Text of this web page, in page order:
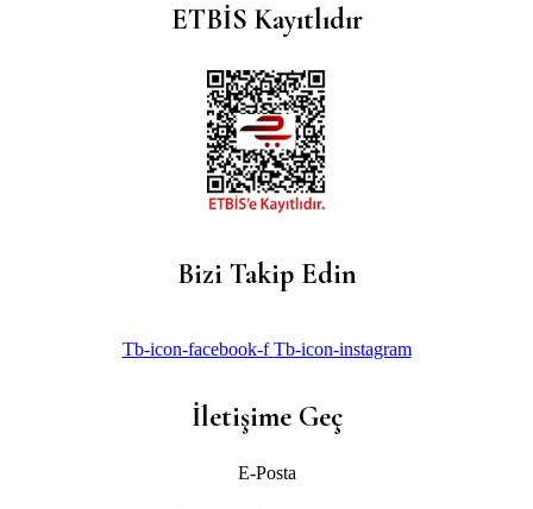
ETBİS Kayıtlıdır
Bizi Takip Edin
Tb-icon-facebook-f Tb-icon-instagram
İletişime Geç
E-Posta